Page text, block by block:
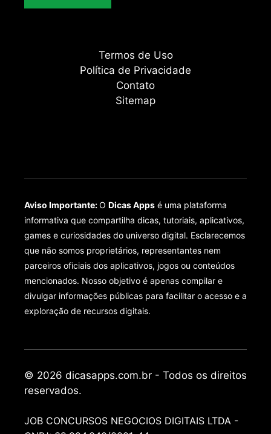
Termos de Uso
Política de Privacidade
Contato
Sitemap
Aviso Importante:O Dicas Apps é uma plataforma
informativa que compartilha dicas, tutoriais, aplicativos,
games e curiosidades do universo digital. Esclarecemos
que não somos proprietários, representantes nem
parceiros oficiais dos aplicativos, jogos ou conteúdos
mencionados. Nosso objetivo é apenas compilar e
divulgar informações públicas para facilitar o acesso e a
exploração de recursos digitais.
© 2026 dicasapps.com.br - Todos os direitos
reservados.
JOB CONCURSOS NEGOCIOS DIGITAIS LTDA -